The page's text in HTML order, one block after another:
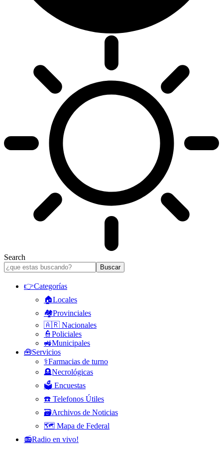
Search
👉Categorías
🏠Locales
🏘️Provinciales
🇦🇷 Nacionales
👮Policiales
🚜Municipales
🧰Servicios
⚕️Farmacias de turno
🪦Necrológicas
🗳️ Encuestas
☎️ Telefonos Útiles
🗃️Archivos de Noticias
🗺️ Mapa de Federal
📻Radio en vivo!